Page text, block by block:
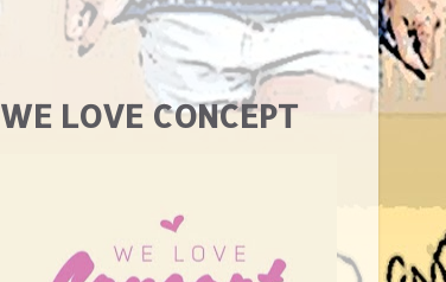
WE LOVE CONCEPT